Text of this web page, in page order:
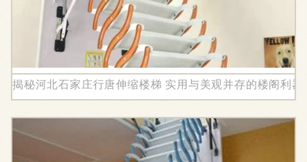
揭秘河北石家庄行唐伸缩楼梯 实用与美观并存的楼阁利器